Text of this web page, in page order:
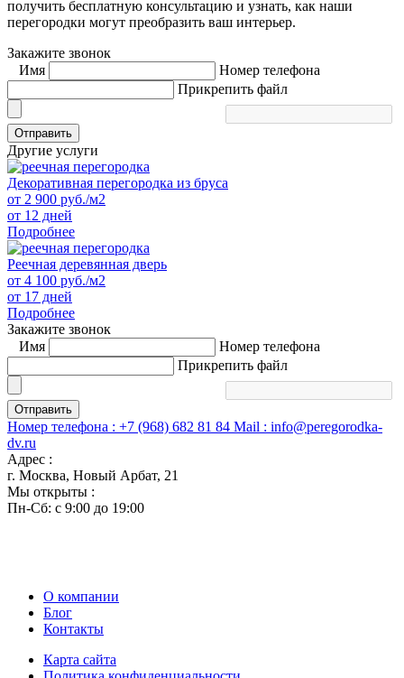
получить бесплатную консультацию и узнать, как наши
перегородки могут преобразить ваш интерьер.
Закажите звонок
Имя
Номер телефона
Прикрепить файл
Отправить
Другие услуги
Декоративная перегородка из бруса
от 2 900 руб./м2
от 12 дней
Подробнее
Реечная деревянная дверь
от 4 100 руб./м2
от 17 дней
Подробнее
Закажите звонок
Имя
Номер телефона
Прикрепить файл
Отправить
Номер телефона : +7 (968) 682 81 84 Mail : info@peregorodka-
dv.ru
Адрес :
г. Москва, Новый Арбат, 21
Мы открыты :
Пн-Сб: с 9:00 до 19:00
О компании
Блог
Контакты
Карта сайта